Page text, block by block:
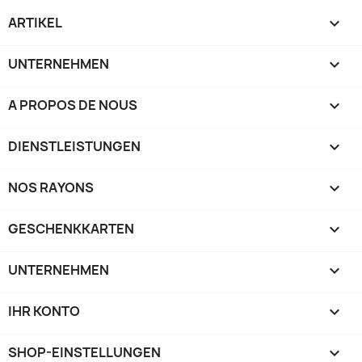
ARTIKEL 
UNTERNEHMEN 
A PROPOS DE NOUS 
DIENSTLEISTUNGEN 
NOS RAYONS 
GESCHENKKARTEN 
UNTERNEHMEN 
IHR KONTO 
SHOP-EINSTELLUNGEN keyboard_arrow_down